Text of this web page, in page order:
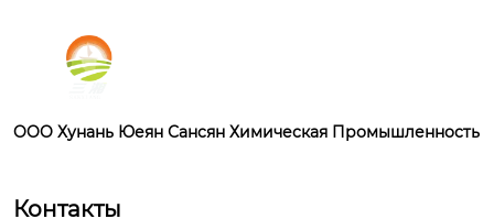
OOO Хунань Юеян Сансян Химическая Промышленность
Контакты